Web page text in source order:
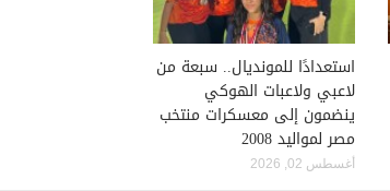
استعدادًا للمونديال.. سبعة من
لاعبي ولاعبات الهوكي
ينضمون إلى معسكرات منتخب
مصر لمواليد 2008
أغسطس 02, 2026